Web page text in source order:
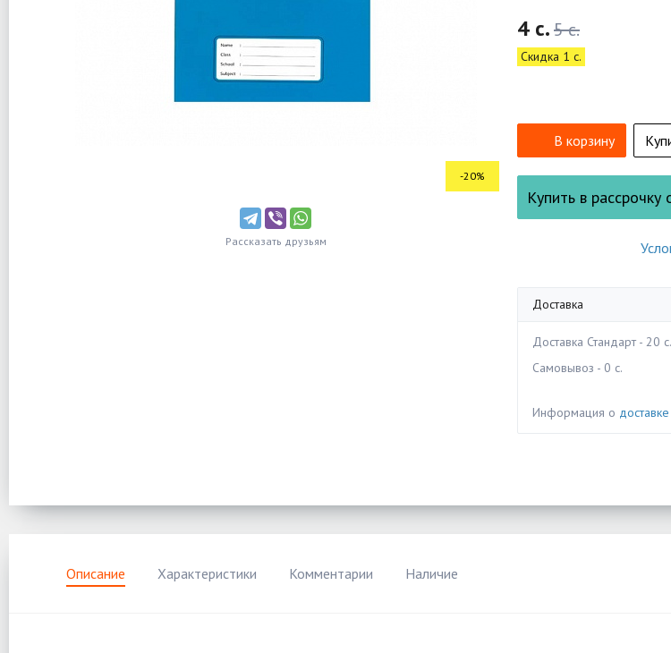
-20%
Рассказать друзьям
4 c.5 c.
Скидка 1 c.
В корзину
Купить в рассрочку
Доставка
Доставка Стандарт - 20
Самовывоз - 0 c.
Информация о доставке
Описание Характеристики Комментарии Наличие